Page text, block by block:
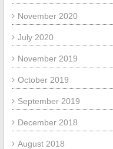
November 2020
July 2020
November 2019
October 2019
September 2019
December 2018
August 2018